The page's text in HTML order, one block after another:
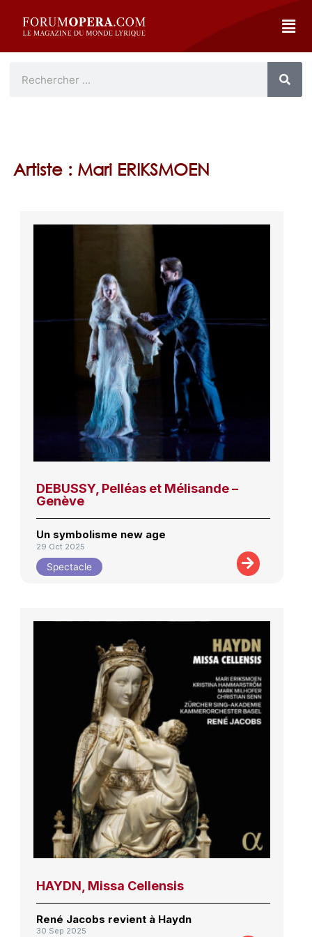
Artiste : Mari ERIKSMOEN
DEBUSSY, Pelléas et Mélisande –
Genève
Un symbolisme new age
29 Oct 2025
Spectacle
HAYDN, Missa Cellensis
René Jacobs revient à Haydn
30 Sep 2025